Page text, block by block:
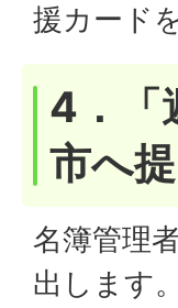
援カード
4．「
市へ
名簿管理
出します。